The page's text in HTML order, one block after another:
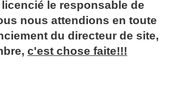
le responsable de
nous attendions en toute
du directeur de site,
c'est chose faite!!!